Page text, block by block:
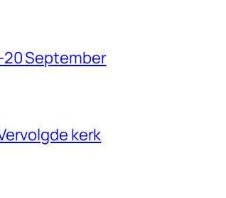
20 September
kerk